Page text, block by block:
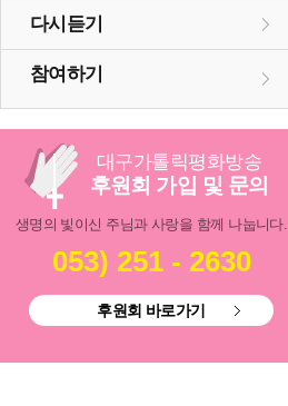
다시듣기
참여하기
대구가톨릭평화방송
후원회 가입 및 문의
생명의 빛이신 주님과 사랑을 함께 나눕니다.
053) 251 - 2630
후원회 바로가기